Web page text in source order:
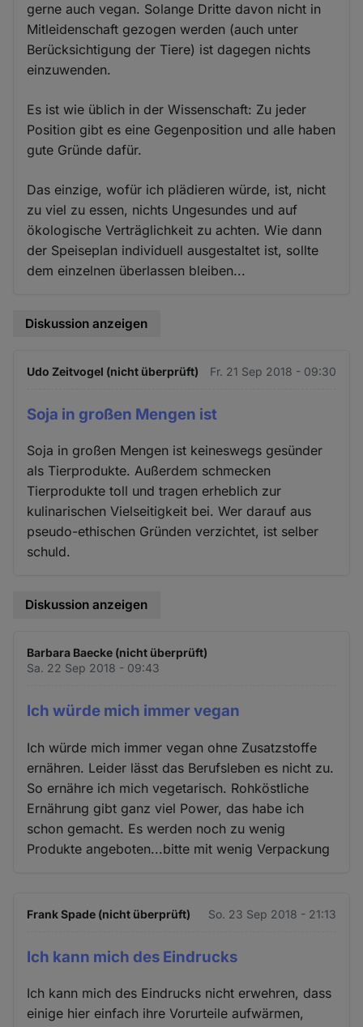
gerne auch vegan. Solange Dritte davon nicht in
Mitleidenschaft gezogen werden (auch unter
Berücksichtigung der Tiere) ist dagegen nichts
einzuwenden.
Es ist wie üblich in der Wissenschaft: Zu jeder
Position gibt es eine Gegenposition und alle haben
gute Gründe dafür.
Das einzige, wofür ich plädieren würde, ist, nicht
zu viel zu essen, nichts Ungesundes und auf
ökologische Verträglichkeit zu achten. Wie dann
der Speiseplan individuell ausgestaltet ist, sollte
dem einzelnen überlassen bleiben...
Diskussion anzeigen
Udo Zeitvogel (nicht überprüft) Fr. 21 Sep 2018 - 09:30
Soja in großen Mengen ist
Soja in großen Mengen ist keineswegs gesünder
als Tierprodukte. Außerdem schmecken
Tierprodukte toll und tragen erheblich zur
kulinarischen Vielseitigkeit bei. Wer darauf aus
pseudo-ethischen Gründen verzichtet, ist selber
schuld.
Diskussion anzeigen
Barbara Baecke (nicht überprüft)
Sa. 22 Sep 2018 - 09:43
Ich würde mich immer vegan
Ich würde mich immer vegan ohne Zusatzstoffe
ernähren. Leider lässt das Berufsleben es nicht zu.
So ernähre ich mich vegetarisch. Rohköstliche
Ernährung gibt ganz viel Power, das habe ich
schon gemacht. Es werden noch zu wenig
Produkte angeboten...bitte mit wenig Verpackung
Frank Spade (nicht überprüft) So. 23 Sep 2018 - 21:13
Ich kann mich des Eindrucks
Ich kann mich des Eindrucks nicht erwehren, dass
einige hier einfach ihre Vorurteile aufwärmen,